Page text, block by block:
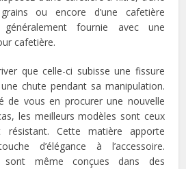
ou encore d’une cafetière
fournie avec une
cafetière.
que celle-ci subisse une fissure
chute pendant sa manipulation.
de vous en procurer une nouvelle
les meilleurs modèles sont ceux
résistant. Cette matière apporte
d’élégance à l’accessoire.
sont même conçues dans des